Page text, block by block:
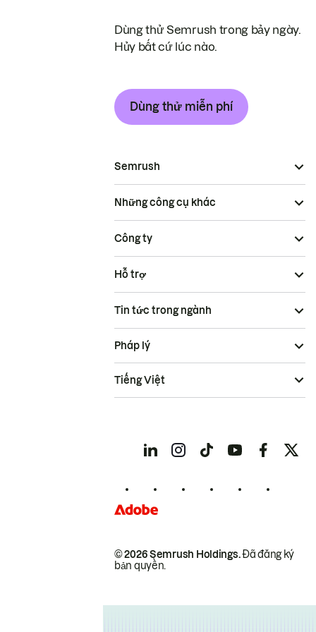
Dùng thử Semrush trong bảy ngày.
Hủy bất cứ lúc nào.
Dùng thử miễn phí
Semrush
Những công cụ khác
Công ty
Hỗ trợ
Tin tức trong ngành
© 2026 Semrush Holdings.Đã đăng ký
bản quyền.
Pháp lý
Tiếng Việt